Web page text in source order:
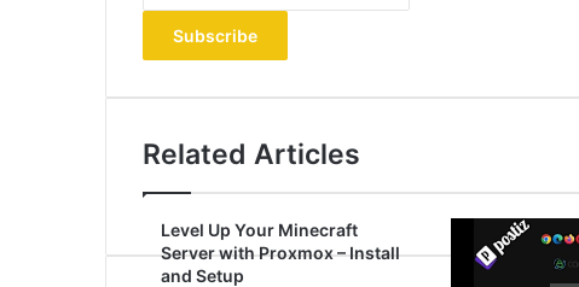
Email
address
Related Articles
Level Up Your Minecraft
Server with Proxmox – Install
and Setup